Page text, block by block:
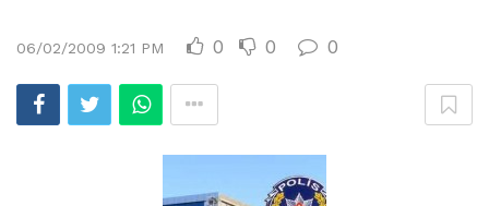
06/02/2009 1:21 PM 0 0 0